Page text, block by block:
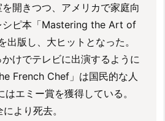
開きつつ、アメリカで家庭向
シピ本「Mastering the Art of
版し、大ヒットとなった。
けでテレビに出演するように
French Chef」は国民的な人
エミー賞を獲得している。
より死去。